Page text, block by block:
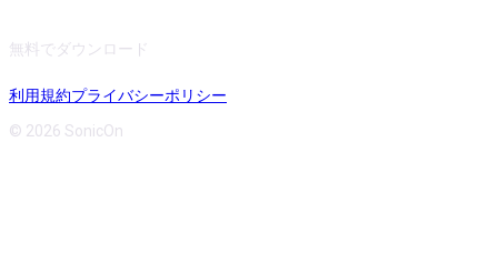
無料でダウンロード
利用規約プライバシーポリシー
© 2026 SonicOn